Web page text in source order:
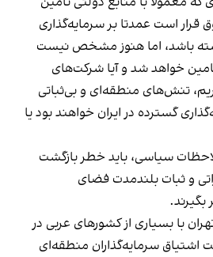
است عمدتا بر سرمایه‌گذاری
باشد، اما هنوز مشخص نیست
خواهد شد و آیا شرکت‌های
تنش‌های منطقه‌ای و بی‌ثباتی
گسترده در ایران خواهند بود یا
سیاسی، باید خطر بازگشت
و ثبات بلندمدت فضای
بگیرند.
با بسیاری از کشورهای عربی در
سرمایه‌گذاران منطقه‌ای